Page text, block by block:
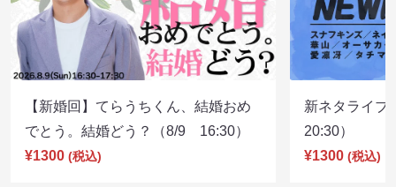
【新婚回】てらうちくん、結婚おめ
でとう。結婚どう？（8/9 16:30）
¥1300 (税込)
新ネタライ
20:30）
¥1300 (税込)